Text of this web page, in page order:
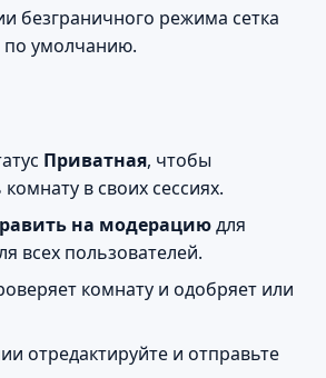
безграничного режима сетка
по умолчанию.
Приватная, чтобы
в своих сессиях.
на модерациюдля
всех пользователей.
комнату и одобряет или
отредактируйте и отправьте